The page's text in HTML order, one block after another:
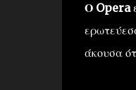
Ο Opera
άκουσα